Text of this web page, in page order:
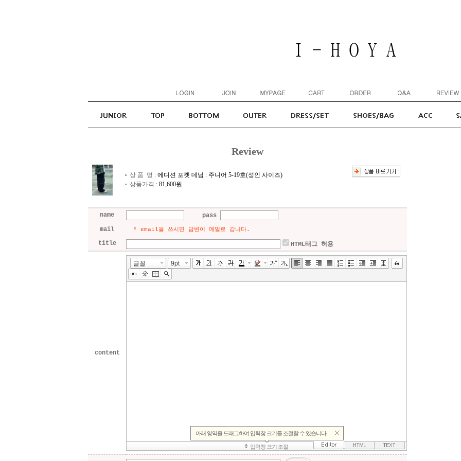
Review
상 품 명 : 에디션 포켓 데님 : 주니어 5-19호(성인 사이즈)
상품가격 : 81,600원
name
pass
mail
* email을 쓰시면 답변이 메일로 갑니다.
title HTML태그 허용
content